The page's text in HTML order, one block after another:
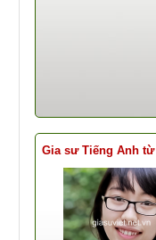
Gia sư Tiếng Anh